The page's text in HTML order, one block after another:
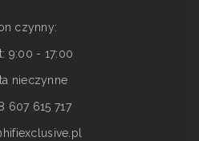
czynny:
9:00 - 17:00
nieczynne
607 615 717